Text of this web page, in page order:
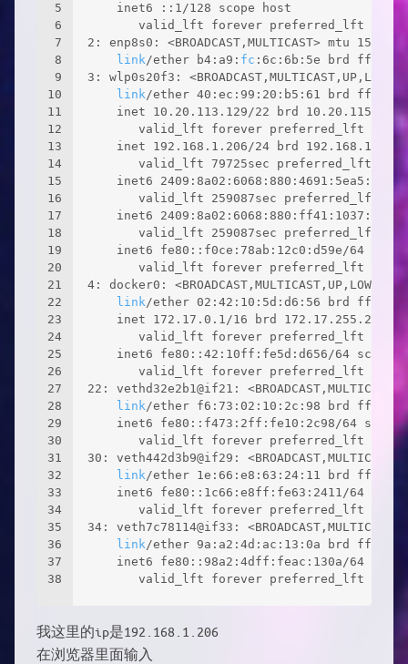
5
6
7
8
9
10
11
12
13
14
15
16
17
18
19
20
21
22
23
24
25
26
27
28
29
30
31
32
33
34
35
36
37
38
    inet6 ::1/128 scope host
valid_lft forever preferred_lft
2: enp8s0: <BROADCAST,MULTICAST> mtu
link/ether b4:a9: fc :6c:6b:5e brd
3: wlp0s20f3:
link/ether 40:ec:99:20:b5:61 brd
inet 10.20.113.129/22 brd 10.20.115.255
valid_lft forever preferred_lft
inet 192.168.1.206/24 brd
valid_lft 79725sec preferred_lft
inet6
valid_lft 259087sec preferred_lft
inet6
valid_lft 259087sec preferred_lft
inet6 fe80::f0ce:78ab:12c0:d59e/64
valid_lft forever preferred_lft
4: docker0:
link/ether 02:42:10:5d:d6:56 brd
inet 172.17.0.1/16 brd 172.17.255.255
valid_lft forever preferred_lft
    inet6 fe80::42:10ff:fe5d:d656/64 scope
valid_lft forever preferred_lft
22: vethd32e2b1@if21:
link/ether f6:73:02:10:2c:98 brd
    inet6 fe80::f473:2ff:fe10:2c98/64 scope
valid_lft forever preferred_lft
30: veth442d3b9@if29:
link/ether 1e:66:e8:63:24:11 brd
inet6 fe80::1c66:e8ff:fe63:2411/64
valid_lft forever preferred_lft
34: veth7c78114@if33:
link/ether 9a:a2:4d:ac:13:0a brd
inet6 fe80::98a2:4dff:feac:130a/64
valid_lft forever preferred_lft
我这里的ip是192.168.1.206
在浏览器里面输入